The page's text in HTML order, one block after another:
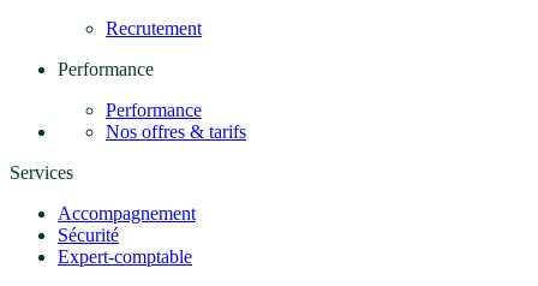
Recrutement
Performance
Performance
Nos offres & tarifs
Services
Accompagnement
Sécurité
Expert-comptable